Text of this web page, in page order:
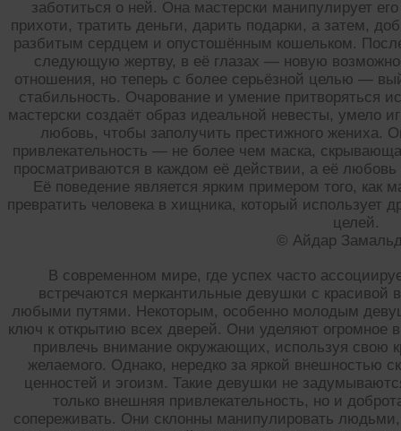
заботиться о ней. Она мастерски манипулирует
прихоти, тратить деньги, дарить подарки, а затем,
разбитым сердцем и опустошённым кошельком.
следующую жертву, в её глазах — новую
отношения, но теперь с более серьёзной целью —
стабильность. Очарование и умение притворяться
мастерски создаёт образ идеальной невесты, умело
любовь, чтобы заполучить престижного жениха.
привлекательность — не более чем маска,
просматриваются в каждом её действии, а её
Её поведение является ярким примером того, как
превратить человека в хищника, который использует
целей.
© Айдар
В современном мире, где успех часто
встречаются меркантильные девушки с
любыми путями. Некоторым, особенно молодым
ключ к открытию всех дверей. Они уделяют огромное
привлечь внимание окружающих, используя свою
желаемого. Однако, нередко за яркой внешностью
ценностей и эгоизм. Такие девушки не
только внешняя привлекательность, но и
сопереживать. Они склонны манипулировать